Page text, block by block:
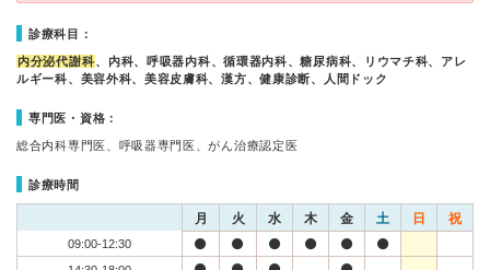
診療科目：
内分泌代謝科、内科、呼吸器内科、循環器内科、糖尿病科、リウマチ科、アレ
ルギー科、美容外科、美容皮膚科、漢方、健康診断、人間ドック
専門医・資格：
総合内科専門医、呼吸器専門医、がん治療認定医
診療時間
月 火 水 木 金 土 日 祝
09:00-12:30